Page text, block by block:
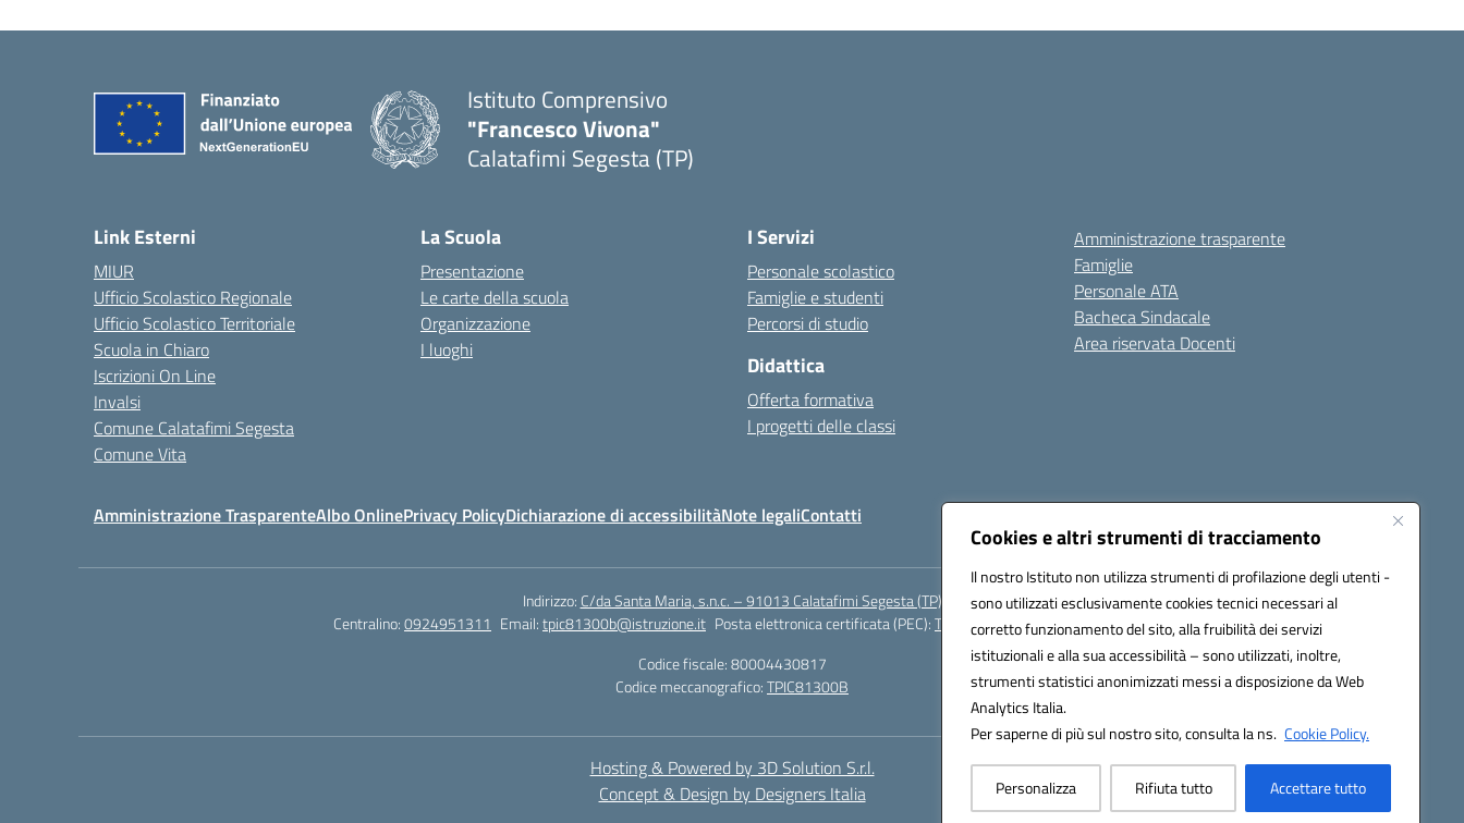
Cookies e altri strumenti di tracciamento
Il nostro Istituto non utilizza strumenti di profilazione degli utenti -
sono utilizzati esclusivamente cookies tecnici necessari al
corretto funzionamento del sito, alla fruibilità dei servizi
istituzionali e alla sua accessibilità – sono utilizzati, inoltre,
strumenti statistici anonimizzati messi a disposizione da Web
Analytics Italia.
Per saperne di più sul nostro sito, consulta la ns. Cookie Policy.
Personalizza Rifiuta tutto Accettare tutto
Istituto Comprensivo
"Francesco Vivona"
Calatafimi Segesta (TP)
Link Esterni
MIUR
Ufficio Scolastico Regionale
Ufficio Scolastico Territoriale
Scuola in Chiaro
Iscrizioni On Line
Invalsi
Comune Calatafimi Segesta
Comune Vita
La Scuola
Presentazione
Le carte della scuola
Organizzazione
I luoghi
I Servizi
Personale scolastico
Famiglie e studenti
Percorsi di studio
Didattica
Offerta formativa
I progetti delle classi
Amministrazione trasparente
Famiglie
Personale ATA
Bacheca Sindacale
Area riservata Docenti
Amministrazione TrasparenteAlbo OnlinePrivacy PolicyDichiarazione di accessibilitàNote legaliContatti
Indirizzo: C/da Santa Maria, s.n.c. – 91013 Calatafimi Segesta (TP)
Centralino:0924951311 Email:tpic81300b@istruzione.it Posta elettronica certificata (PEC):TPIC81300B@pec.istruzione.it
Codice fiscale: 80004430817
Codice meccanografico:TPIC81300B
Hosting & Powered by 3D Solution S.r.l.
Concept & Design by Designers Italia